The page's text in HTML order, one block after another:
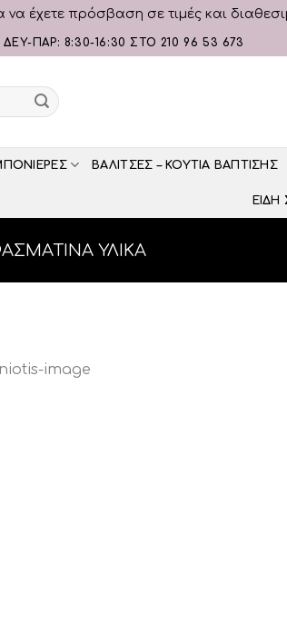
να έχετε πρόσβαση σε τιμές και
ΠΑΡ: 8:30-16:30 ΣΤΟ 210 96 53 673
ΒΑΛΙΤΣΕΣ – ΚΟΥΤΙΑ ΒΑΠΤΙΣΗΣ
ΕΙΔΗ
ΥΛΙΚΑ